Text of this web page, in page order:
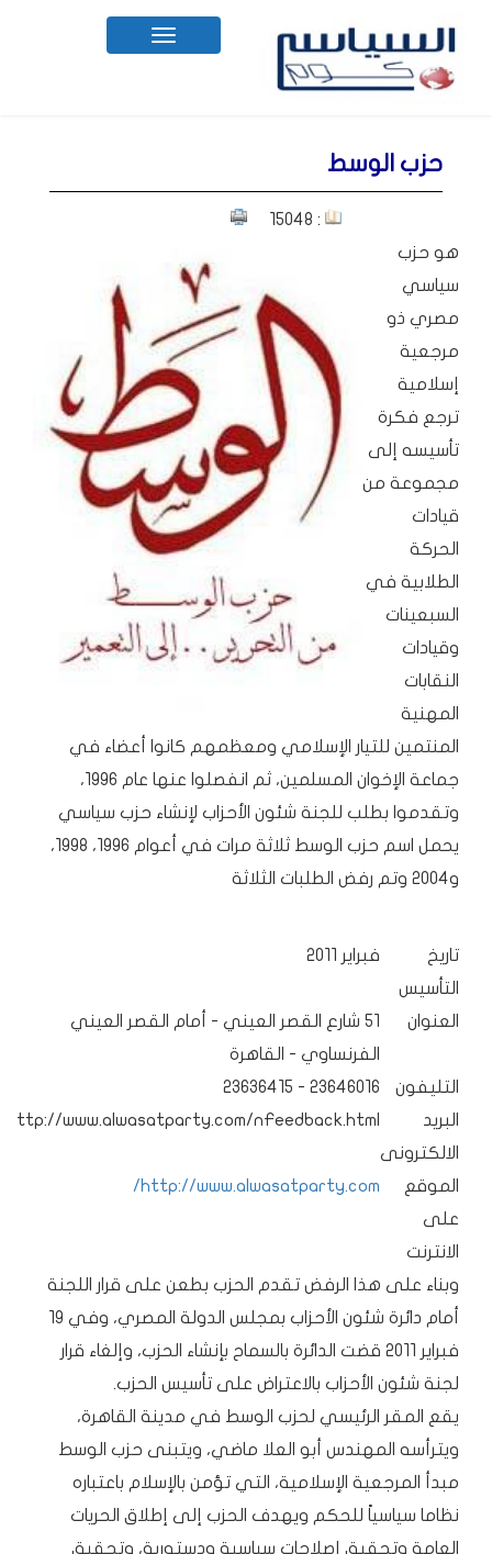
Toggle
navigation
حزب الوسط
: 15048
هو حزب
سياسي
مصري ذو
مرجعية
إسلامية
ترجع فكرة
تأسيسه إلى
مجموعة من
قيادات
الحركة
الطلابية في
السبعينات
وقيادات
النقابات
المهنية
المنتمين للتيار الإسلامي ومعظمهم كانوا أعضاء في
جماعة الإخوان المسلمين، ثم انفصلوا عنها عام 1996،
وتقدموا بطلب للجنة شئون الأحزاب لإنشاء حزب سياسي
يحمل اسم حزب الوسط ثلاثة مرات في أعوام 1996، 1998،
و2004 وتم رفض الطلبات الثلاثة
تاريخ
التأسيس
فبراير 2011
العنوان
51 شارع القصر العيني - أمام القصر العيني
الفرنساوي - القاهرة
التليفون
23646016 - 23636415
البريد
الالكترونى
http://www.alwasatparty.com/nFeedback.html
الموقع
على
الانترنت
http://www.alwasatparty.com/
وبناء على هذا الرفض تقدم الحزب بطعن على قرار اللجنة
أمام دائرة شئون الأحزاب بمجلس الدولة المصري، وفي 19
فبراير 2011 قضت الدائرة بالسماح بإنشاء الحزب، وإلغاء قرار
لجنة شئون الأحزاب بالاعتراض على تأسيس الحزب.
يقع المقر الرئيسي لحزب الوسط في مدينة القاهرة،
ويترأسه المهندس أبو العلا ماضي، ويتبنى حزب الوسط
مبدأ المرجعية الإسلامية، التي تؤمن بالإسلام باعتباره
نظاما سياسياً للحكم ويهدف الحزب إلى إطلاق الحريات
العامة وتحقيق إصلاحات سياسية ودستورية، وتحقيق